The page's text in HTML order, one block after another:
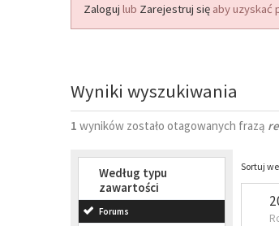
Zaloguj lub Zarejestruj się aby uzyskać
Wyniki wyszukiwania
1 wyników zostało otagowanych frazą
Według typu
zawartości
Forums
Sortuj